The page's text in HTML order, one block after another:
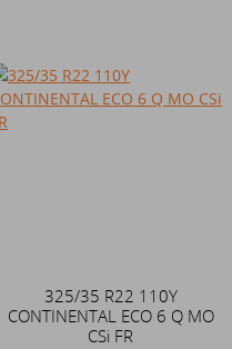
325/35 R22 110Y
CONTINENTAL ECO 6 Q MO
CSi FR